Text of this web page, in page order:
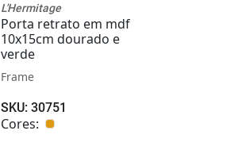
L'Hermitage
Porta retrato em mdf
10x15cm dourado e
verde
Frame
SKU: 30751
Cores: